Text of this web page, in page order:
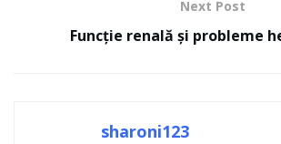
Next Post
Funcție renală și probleme
sharoni123